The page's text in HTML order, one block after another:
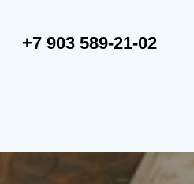
+7 903 589-21-02